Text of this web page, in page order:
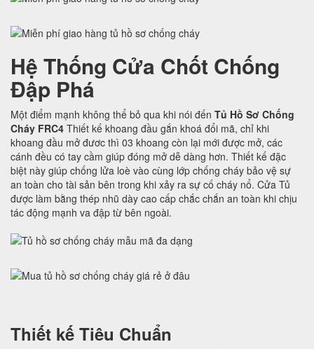
Hệ Thống Cửa Chốt Chống
Đập Phá
Một điểm mạnh không thể bỏ qua khi nói đến Tủ Hồ Sơ Chống
Cháy FRC4 Thiết kế khoang đầu gắn khoá đổi mã, chỉ khi
khoang đầu mở đươc thì 03 khoang còn lại mới được mở, các
cánh đều có tay cầm giúp đóng mở dễ dàng hơn. Thiết kế đặc
biệt này giúp chống lửa loè vào cùng lớp chống cháy bảo vệ sự
an toàn cho tài sản bên trong khi xảy ra sự cố cháy nổ. Cửa Tủ
được làm bằng thép nhũ dày cao cấp chắc chắn an toàn khi chịu
tác động mạnh va đập từ bên ngoài.
Thiết kế Tiêu Chuẩn